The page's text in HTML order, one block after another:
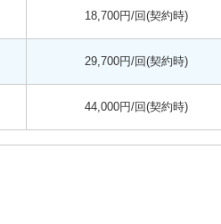
18,700円/回(契約時)
29,700円/回(契約時)
44,000円/回(契約時)